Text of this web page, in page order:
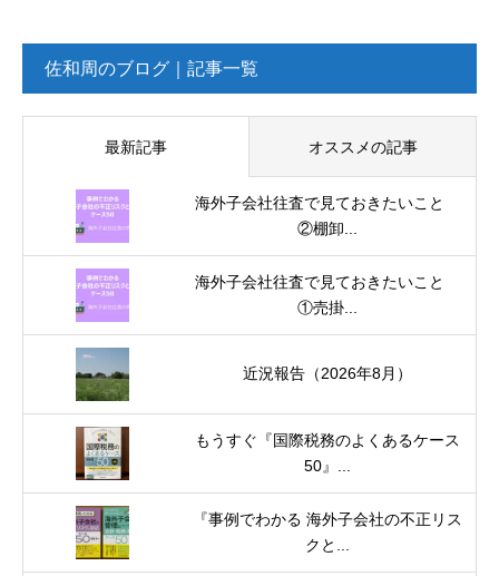
佐和周のブログ｜記事一覧
最新記事 オススメの記事
海外子会社往査で見ておきたいこと
②棚卸...
海外子会社往査で見ておきたいこと
①売掛...
近況報告（2026年8月）
もうすぐ『国際税務のよくあるケース
50』...
『事例でわかる 海外子会社の不正リス
クと...